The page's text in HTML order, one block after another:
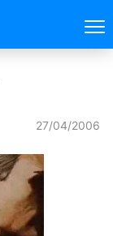
27/04/2006